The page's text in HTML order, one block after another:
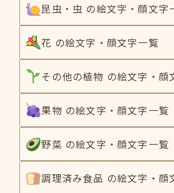
昆虫・虫 の絵文字・顔文字
花 の絵文字・顔文字一覧
その他の植物 の絵文字・顔
果物 の絵文字・顔文字一覧
野菜 の絵文字・顔文字一覧
調理済み食品 の絵文字・顔